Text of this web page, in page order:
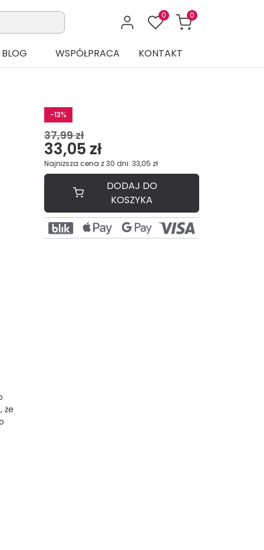
0 0
BLOG WSPÓŁPRACA KONTAKT
że
-13%
37,99 zł
33,05 zł
Najniższa cena z 30 dni: 33,05 zł
DODAJ DO
KOSZYKA